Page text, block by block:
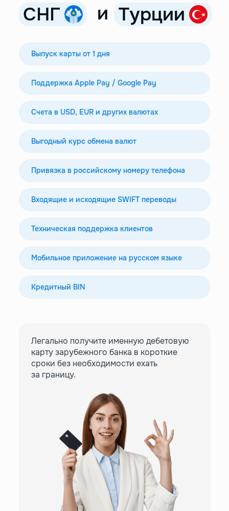
СНГ
и Турции
Выпуск карты от 1 дня
Поддержка Apple Pay / Google Pay
Счета в USD, EUR и других валютах
Выгодный курс обмена валют
Привязка в российскому номеру телефона
Входящие и исходящие SWIFT переводы
Техническая поддержка клиентов
Мобильное приложение на русском языке
Кредитный BIN
Легально получите именную дебетовую
карту зарубежного банка в короткие
сроки без необходимости ехать
за границу.